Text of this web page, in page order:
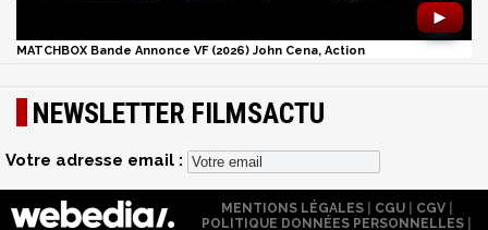
►
MATCHBOX Bande Annonce VF (2026) John Cena, Action
NEWSLETTER FILMSACTU
Votre adresse email :
MENTIONS LÉGALES| CGU| CGV|
POLITIQUE DONNÉES PERSONNELLES